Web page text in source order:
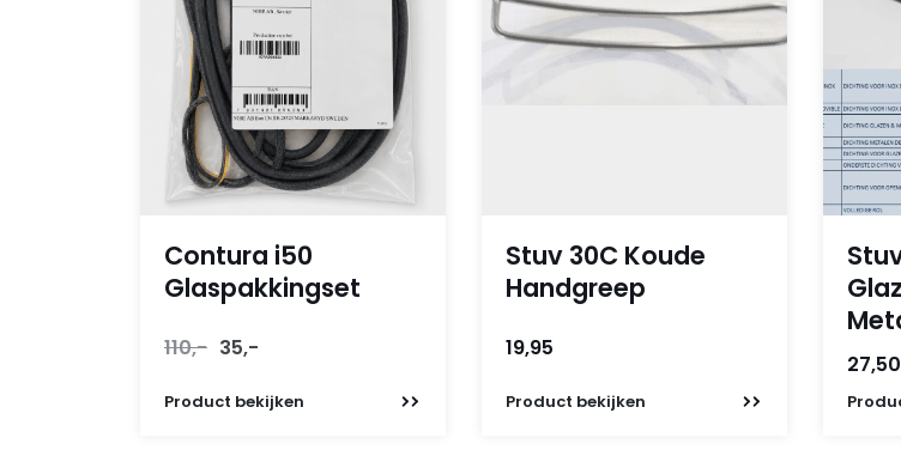
Contura i50
Glaspakkingset
110,- Oorspronkelijke
was:
35,-
is:
35,-.
Product bekijken
Stuv 30C Koude
Handgreep
19,95
Product bekijken
27,50